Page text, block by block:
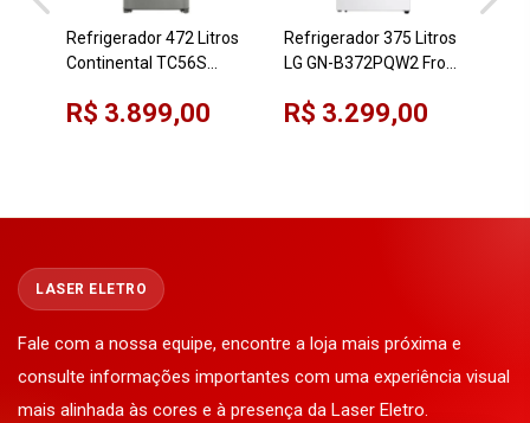
Refrigerador 472 Litros
Continental TC56S
Free Duplex
R$ 3.899,00
Refrigerador 375 Litros
LG GN-B372PQW2 Frost
Duplex Inverter
R$ 3.299,00
LASER ELETRO
Fale com a nossa equipe, encontre a loja mais próxima e
consulte informações importantes com uma experiência visual
mais alinhada às cores e à presença da Laser Eletro.